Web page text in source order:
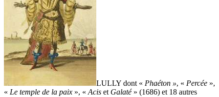
LULLY dont « Phaéton », « Percée »,
« Le temple de la paix », « Acis et Galaté» (1686) et 18 autres